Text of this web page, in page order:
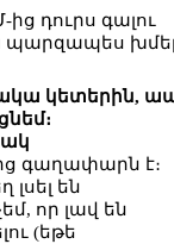
դուրս գալու
պարզապես
կետերին,
գաղափարն է։
լսել են
որ լավ են
(եթե